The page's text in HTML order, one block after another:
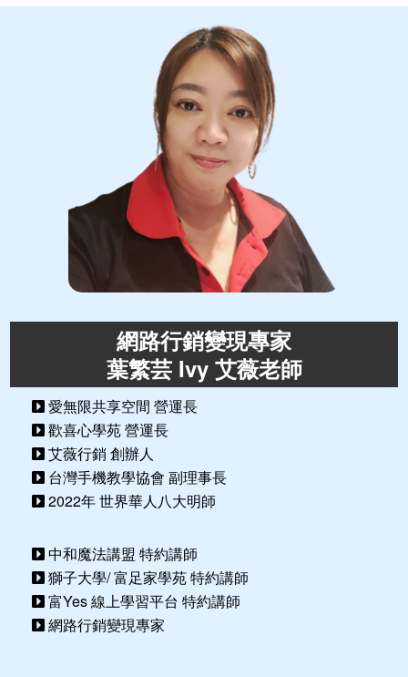
網路行銷變現專家
葉繁芸 Ivy 艾薇老師
愛無限共享空間 營運長
歡喜心學苑 營運長
艾薇行銷 創辦人
台灣手機教學協會 副理事長
2022年 世界華人八大明師
中和魔法講盟 特約講師
獅子大學/ 富足家學苑 特約講師
富Yes 線上學習平台 特約講師
網路行銷變現專家